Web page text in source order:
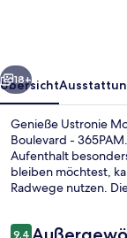
Weiter
18+
Übersicht
Genieße Ustronie
Boulevard -
Aufenthalt
bleiben möchtest,
Radwege nutzen.
Bewertungen
9,4